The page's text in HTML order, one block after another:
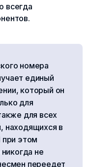
всегда
номера
единый
который он
для
для всех
находящихся в
при этом
не
переедет